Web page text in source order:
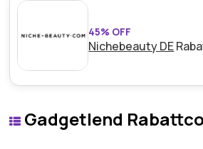
45% OFF
Nichebeauty DE
Gadgetlend